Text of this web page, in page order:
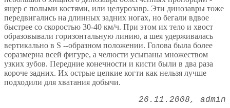
ящер с полыми костями, или целурозавр. Эти динозавры тоже
передвигались на длинных задних ногах, но бегали вдвое
быстрее со скоростью 30-40 км/ч. При этом их тело и хвост
образовывали горизонтальную линию, а шея удерживалась
вертикально в S --образном положении. Голова была более
соразмерна всей фигуре, а челюсти усыпаны множеством
узких зубов. Передние конечности и кисти были в два раза
короче задних. Их острые цепкие когти как нельзя лучше
подходили для хватания добычи.
26.11.2008 admin